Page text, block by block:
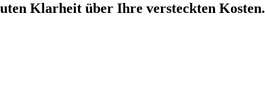
Klarheit über Ihre versteckten Kosten.